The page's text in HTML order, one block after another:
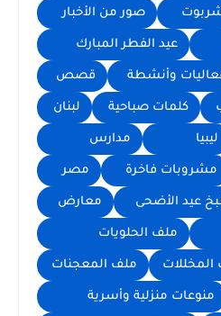
صور من الأخبار
عيد الفطر المبارك
وأنشطة قصص
كلمات صباحية لبنان
ليبيا مدارس
مشروبات فاخرة مصر
عيد الأضحى معارض
ملف الحلويات
المخللات ملف المعجنات
منوعات منزلية وأسرية